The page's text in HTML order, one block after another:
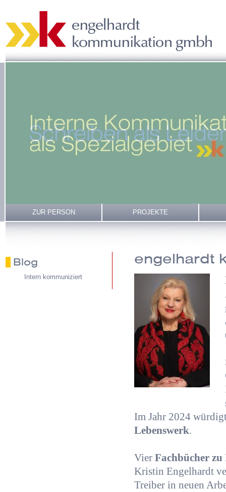
ZUR PERSON PROJEKTE
Blog
Intern kommuniziert
engelhardt
Im Jahr 2024
Lebenswerk.
Vier Fachbücher
Kristin Engelhardt
Treiber in neuen